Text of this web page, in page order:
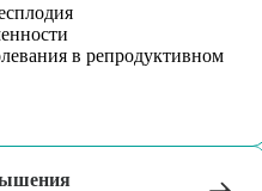
в репродуктивном